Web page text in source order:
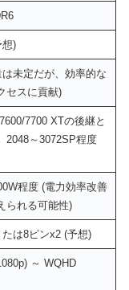
想)
未定だが、効率的な
セスに貢献)
7700 XTの後継と
2048～3072SP程度
程度 (電力効率改善
られる可能性)
は8ピンx2 (予想)
～ WQHD